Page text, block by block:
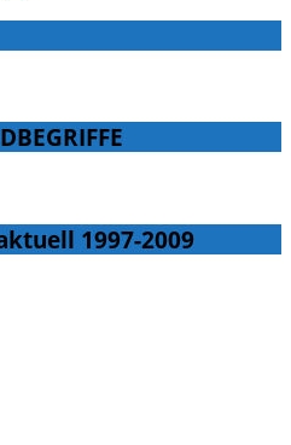
1997-2009